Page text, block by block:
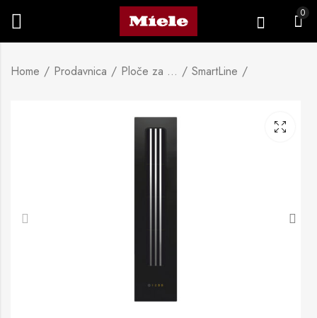
0
Home Prodavnica Ploče za kuhanje SmartLine